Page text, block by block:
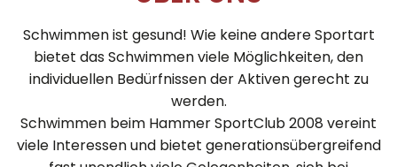
Schwimmen ist gesund! Wie keine andere Sportart
bietet das Schwimmen viele Möglichkeiten, den
individuellen Bedürfnissen der Aktiven gerecht zu
werden.
Schwimmen beim Hammer SportClub 2008 vereint
viele Interessen und bietet generationsübergreifend